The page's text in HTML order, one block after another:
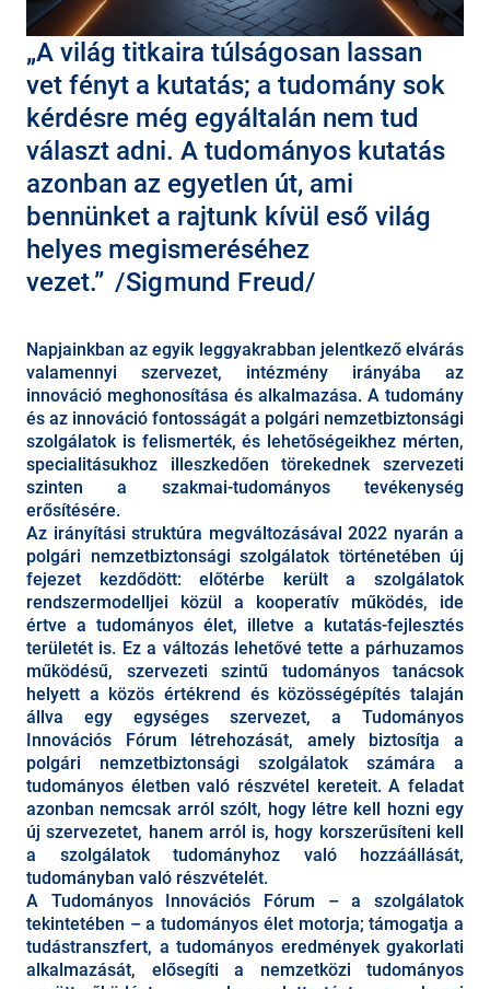
A világ titkaira túlságosan lassan
vet fényt a kutatás; a tudomány sok
kérdésre még egyáltalán nem tud
választ adni. A tudományos kutatás
azonban az egyetlen út, ami
bennünket a rajtunk kívül eső világ
helyes megismeréséhez
vezet.
Sigmund Freud
Napjainkban az egyik leggyakrabban jelentkező elvárás
valamennyi szervezet, intézmény irányába az
innováció meghonosítása és alkalmazása. A tudomány
és az innováció fontosságát a polgári nemzetbiztonsági
szolgálatok is felismerték, és lehetőségeikhez mérten,
specialitásukhoz illeszkedően törekednek szervezeti
szinten a szakmai-tudományos tevékenység
erősítésére.
Az irányítási struktúra megváltozásával 2022 nyarán a
polgári nemzetbiztonsági szolgálatok történetében új
fejezet kezdődött: előtérbe került a szolgálatok
rendszermodelljei közül a kooperatív működés, ide
értve a tudományos élet, illetve a kutatás-fejlesztés
területét is. Ez a változás lehetővé tette a párhuzamos
működésű, szervezeti szintű tudományos tanácsok
helyett a közös értékrend és közösségépítés talaján
állva egy egységes szervezet, a Tudományos
Innovációs Fórum létrehozását, amely biztosítja a
polgári nemzetbiztonsági szolgálatok számára a
tudományos életben való részvétel kereteit. A feladat
azonban nemcsak arról szólt, hogy létre kell hozni egy
új szervezetet, hanem arról is, hogy korszerűsíteni kell
a szolgálatok tudományhoz való hozzáállását,
tudományban való részvételét.
A Tudományos Innovációs Fórum – a szolgálatok
tekintetében – a tudományos élet motorja; támogatja a
tudástranszfert, a tudományos eredmények gyakorlati
alkalmazását, elősegíti a nemzetközi tudományos